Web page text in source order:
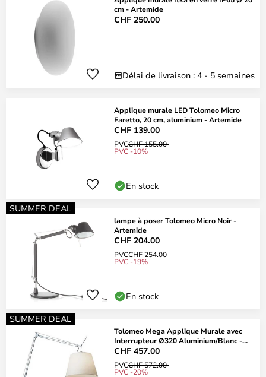
cm - Artemide
CHF 250.00
Délai de livraison : 4 - 5 semaines
Applique murale LED Tolomeo Micro
Faretto, 20 cm, aluminium - Artemide
CHF 139.00
PVCCHF 155.00
PVC -10%
En stock
SUMMER DEAL
lampe à poser Tolomeo Micro Noir -
Artemide
CHF 204.00
PVCCHF 254.00
PVC -19%
En stock
SUMMER DEAL
Tolomeo Mega Applique Murale avec
Interrupteur Ø320 Aluminium/Blanc -
Artemide
CHF 457.00
PVCCHF 572.00
PVC -20%